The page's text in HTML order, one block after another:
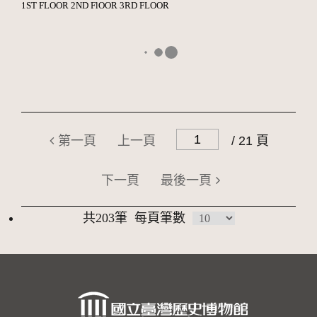
1ST FLOOR 2ND FlOOR 3RD FLOOR
第一頁 上一頁 / 21 頁
下一頁 最後一頁
共203筆 每頁筆數